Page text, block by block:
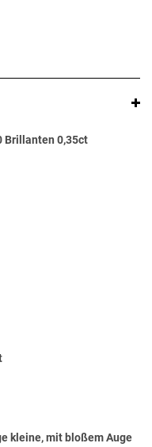
Brillanten 0,35ct
kleine, mit bloßem Auge